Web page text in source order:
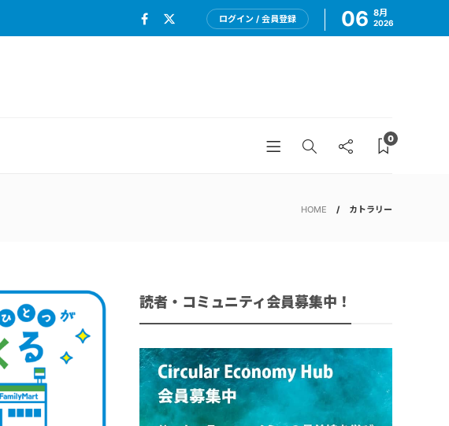
ログイン / 会員登録 06 8月
2026
0
HOME カトラリー
読者・コミュニティ会員募集中！